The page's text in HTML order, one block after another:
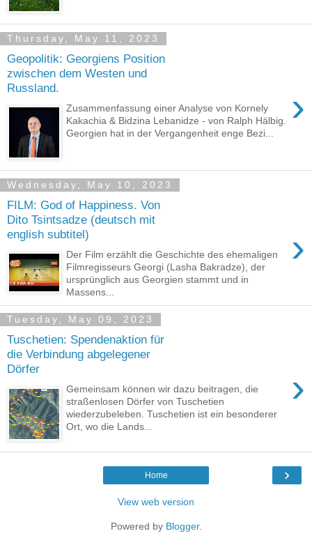
Thursday, May 11, 2023
Geopolitik: Georgiens Position
zwischen dem Westen und
Russland.
›
Zusammenfassung einer Analyse von Kornely
Kakachia & Bidzina Lebanidze - von Ralph Hälbig.
Georgien hat in der Vergangenheit enge Bezi...
Wednesday, May 10, 2023
FILM: God of Happiness. Von
Dito Tsintsadze (deutsch mit
english subtitel)
›
Der Film erzählt die Geschichte des ehemaligen
Filmregisseurs Georgi (Lasha Bakradze), der
ursprünglich aus Georgien stammt und in
Massens...
Tuesday, May 09, 2023
Tuschetien: Spendenaktion für
die Verbindung abgelegener
Dörfer
›
Gemeinsam können wir dazu beitragen, die
straßenlosen Dörfer von Tuschetien
wiederzubeleben. Tuschetien ist ein besonderer
Ort, wo die Lands...
›
Home
View web version
Powered by Blogger.